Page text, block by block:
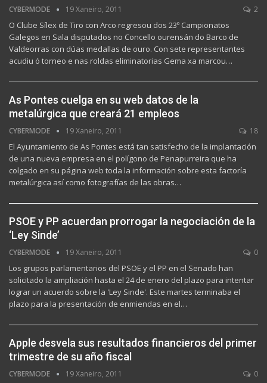
CYBERMODE 19 Xaneiro, 2011 2
O Clube Sílex de Tiro con Arco regresou dos 23º Campionatos
Galegos en Sala disputados no Concello ourensán do Barco de
Valdeorras con dúas medallas de ouro. Con sete representantes
acudiu ó torneo e nas roldas eliminatorias Gema xa marcou…
As Pontes cuelga en su web datos de la
metalúrgica que creará 21 empleos
CYBERMODE 19 Xaneiro, 2011 18
El Ayuntamiento de As Pontes está tan satisfecho de la implantación
de una nueva empresa en el polígono de Penapurreira que ha
colgado en su página web toda la información sobre esta factoría
metalúrgica así como fotografías de las obras…
PSOE y PP acuerdan prorrogar la negociación de la
‘Ley Sinde’
CYBERMODE 19 Xaneiro, 2011 0
Los grupos parlamentarios del PSOE y el PP en el Senado han
solicitado la ampliación hasta el 24 de enero del plazo para intentar
lograr un acuerdo sobre la 'Ley Sinde'. Este martes terminaba el
plazo para la presentación de enmiendas en el…
Apple desvela sus resultados financieros del primer
trimestre de su año fiscal
CYBERMODE 19 Xaneiro, 2011 0